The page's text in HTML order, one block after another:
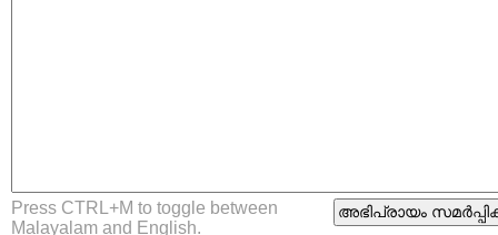
Press CTRL+M to toggle between
Malayalam and English.